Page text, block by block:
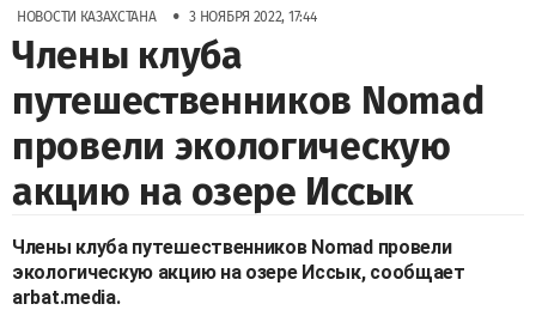
НОВОСТИ КАЗАХСТАНА • 3 НОЯБРЯ 2022, 17:44
Члены клуба
путешественников Nomad
провели экологическую
акцию на озере Иссык
Члены клуба путешественников Nomad провели
экологическую акцию на озере Иссык, сообщает
arbat.media.